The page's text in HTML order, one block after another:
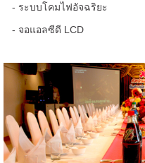
- ระบบโคมไฟอัจฉริยะ
- จอแอลซีดี LCD